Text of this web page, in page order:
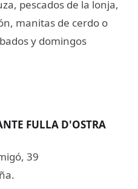
pescados de la lonja,
manitas de cerdo o
y domingos
FULLA D'OSTRA
39